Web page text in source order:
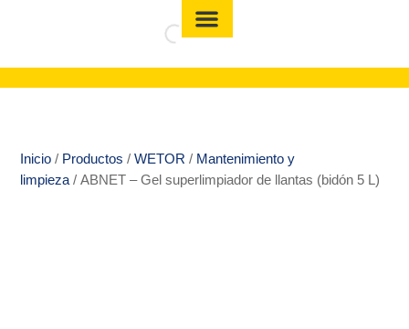
Inicio / Productos / WETOR / Mantenimiento y
limpieza / ABNET – Gel superlimpiador de llantas (bidón 5 L)